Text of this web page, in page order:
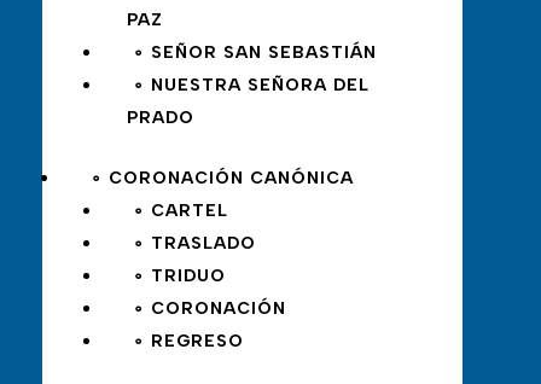
PAZ
∘ SEÑOR SAN SEBASTIÁN
∘ NUESTRA SEÑORA DEL
PRADO
∘ CORONACIÓN CANÓNICA
∘ CARTEL
∘ TRASLADO
∘ TRIDUO
∘ CORONACIÓN
∘ REGRESO